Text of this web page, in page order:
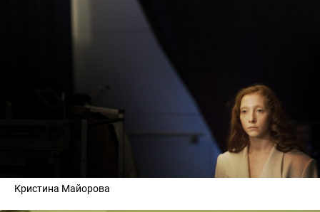
Кристина Майорова